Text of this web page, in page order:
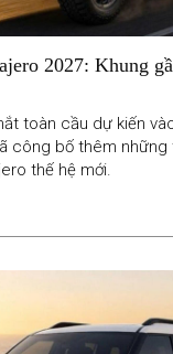
2027: Khung
có thể có bản
toàn cầu dự kiến
công bố thêm những
thế hệ mới.